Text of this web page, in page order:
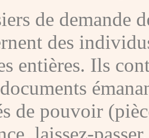
de demande
des
entières. Ils
de pouvoir